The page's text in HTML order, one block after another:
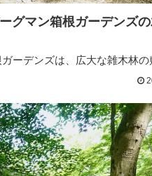
グマン箱根ガーデンズ
ーデンズは、広大な雑木林の